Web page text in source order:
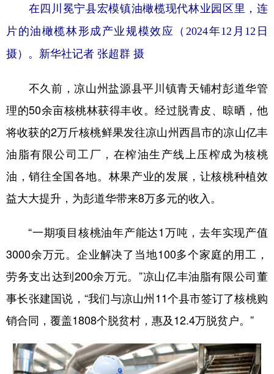
在四川冕宁县宏模镇油橄榄现代林业园区里，连
片的油橄榄林形成产业规模效应（2024年12月12日
摄）。新华社记者 张超群 摄
不久前，凉山州盐源县平川镇青天铺村彭道华管
理的50余亩核桃林获得丰收。经过脱青皮、晾晒，他
将收获的2万斤核桃鲜果发往凉山州西昌市的凉山亿丰
油脂有限公司工厂，在榨油生产线上压榨成为核桃
油，销往全国各地。林果产业的发展，让核桃种植效
益大大提升，为彭道华带来8万多元的收入。
“一期项目核桃油年产能达1万吨，去年实现产值
3000余万元。企业解决了当地100多个家庭的用工，
劳务支出达到200余万元。”凉山亿丰油脂有限公司董
事长张建国说，“我们与凉山州11个县市签订了核桃购
销合同，覆盖1808个脱贫村，惠及12.4万脱贫户。”